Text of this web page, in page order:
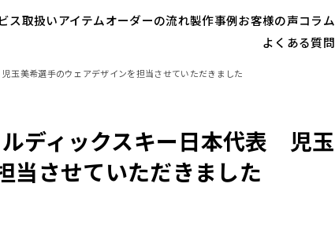
ス取扱いアイテムオーダーの流れ製作事例お客様の声コラム
よくある質問
美希選手のウェアデザインを担当させていただきました
ディックスキー日本代表 児玉
当させていただきました